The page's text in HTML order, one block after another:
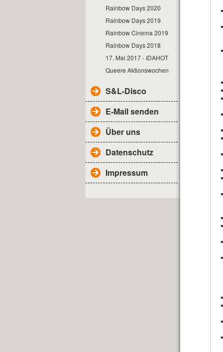
Rainbow Days 2020
Rainbow Days 2019
Rainbow Cinema 2019
Rainbow Days 2018
17. Mai 2017 - IDAHOT
Queere Aktionswochen
S&L-Disco
E-Mail senden
Über uns
Datenschutz
Impressum